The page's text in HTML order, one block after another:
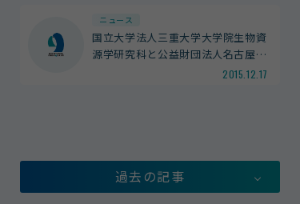
名古屋港水族館ってこんなところ
2015.12.17
ニュース
国立大学法人三重大学大学院生物資
源学研究科と公益財団法人名古屋…
過去の記事